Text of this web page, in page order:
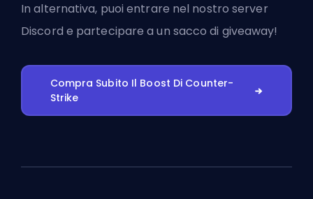
In alternativa, puoientrare nel nostro server
Discord e partecipare a un sacco di giveaway!
Compra Subito Il Boost Di Counter-
Strike